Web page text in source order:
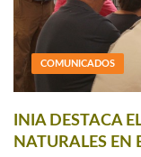
COMUNICADOS
INIA DESTACA
NATURALES EN